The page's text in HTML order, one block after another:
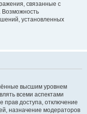
связанные с
установленных
высшим уровнем
всеми аспектами
прав доступа, отключение
назначение модераторов